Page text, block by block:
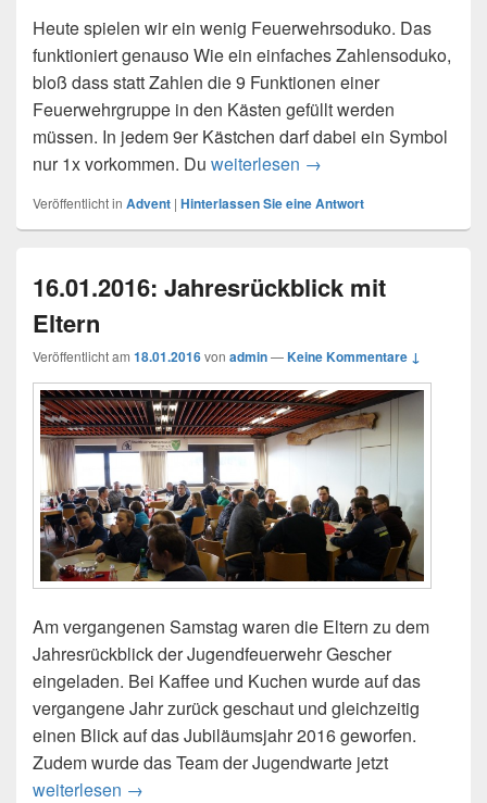
Heute spielen wir ein wenig Feuerwehrsoduko. Das
funktioniert genauso Wie ein einfaches Zahlensoduko,
bloß dass statt Zahlen die 9 Funktionen einer
Feuerwehrgruppe in den Kästen gefüllt werden
müssen. In jedem 9er Kästchen darf dabei ein Symbol
nur 1x vorkommen. Du weiterlesen 2. Türchen
→
Veröffentlicht in Advent | Hinterlassen Sie eine Antwort
16.01.2016: Jahresrückblick mit
Eltern
Veröffentlicht am 18.01.2016von admin—Keine Kommentare ↓
Am vergangenen Samstag waren die Eltern zu dem
Jahresrückblick der Jugendfeuerwehr Gescher
eingeladen. Bei Kaffee und Kuchen wurde auf das
vergangene Jahr zurück geschaut und gleichzeitig
einen Blick auf das Jubiläumsjahr 2016 geworfen.
Zudem wurde das Team der Jugendwarte jetzt
weiterlesen 16.01.2016: Jahresrückblick mit Eltern
→